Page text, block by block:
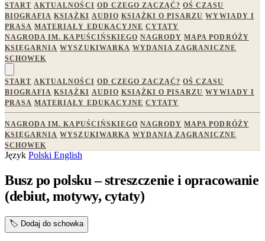
START AKTUALNOŚCI OD CZEGO ZACZĄĆ? OŚ CZASU
BIOGRAFIA KSIĄŻKI AUDIO KSIĄŻKI O PISARZU WYWIADY I
PRASA MATERIAŁY EDUKACYJNE CYTATY
NAGRODA IM. KAPUŚCIŃSKIEGO NAGRODY MAPA PODRÓŻY
KSIĘGARNIA WYSZUKIWARKA WYDANIA ZAGRANICZNE
SCHOWEK
START AKTUALNOŚCI OD CZEGO ZACZĄĆ? OŚ CZASU
BIOGRAFIA KSIĄŻKI AUDIO KSIĄŻKI O PISARZU WYWIADY I
PRASA MATERIAŁY EDUKACYJNE CYTATY
NAGRODA IM. KAPUŚCIŃSKIEGO NAGRODY MAPA PODRÓŻY
KSIĘGARNIA WYSZUKIWARKA WYDANIA ZAGRANICZNE
SCHOWEK
Język Polski English
Busz po polsku – streszczenie i opracowanie
(debiut, motywy, cytaty)
🏷️ Dodaj do schowka